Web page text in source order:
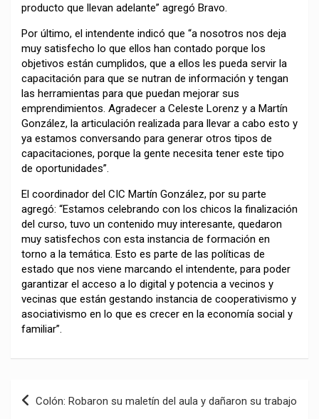
producto que llevan adelante” agregó Bravo.
Por último, el intendente indicó que “a nosotros nos deja
muy satisfecho lo que ellos han contado porque los
objetivos están cumplidos, que a ellos les pueda servir la
capacitación para que se nutran de información y tengan
las herramientas para que puedan mejorar sus
emprendimientos. Agradecer a Celeste Lorenz y a Martín
González, la articulación realizada para llevar a cabo esto y
ya estamos conversando para generar otros tipos de
capacitaciones, porque la gente necesita tener este tipo
de oportunidades”.
El coordinador del CIC Martín González, por su parte
agregó: “Estamos celebrando con los chicos la finalización
del curso, tuvo un contenido muy interesante, quedaron
muy satisfechos con esta instancia de formación en
torno a la temática. Esto es parte de las políticas de
estado que nos viene marcando el intendente, para poder
garantizar el acceso a lo digital y potencia a vecinos y
vecinas que están gestando instancia de cooperativismo y
asociativismo en lo que es crecer en la economía social y
familiar”.
Navegación
Colón: Robaron su maletín del aula y dañaron su trabajo